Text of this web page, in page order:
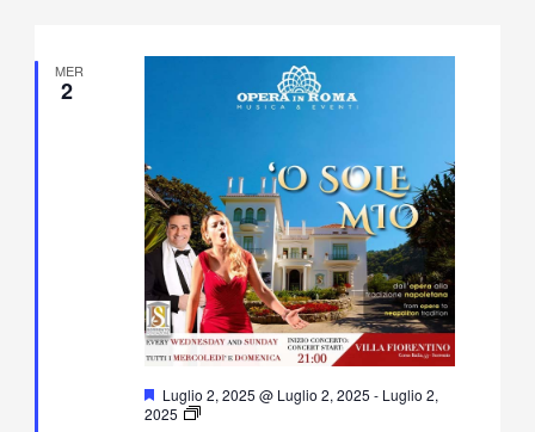
MER
2
Segnalati
Luglio 2, 2025 @ Luglio 2, 2025 - Luglio 2,
2025
O’